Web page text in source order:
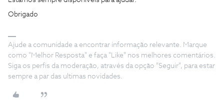
Obrigado
Ajude a comunidade a encontrar informação relevante. Marque
como "Melhor Resposta" e faça "Like" nos melhores comentários.
Siga os perfis da moderação, através da opção "Seguir", para estar
sempre a par das ultimas novidades.